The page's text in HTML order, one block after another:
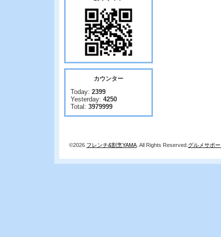
カウンター
Today: 2399
Yesterday: 4250
Total: 3979999
©2026 フレンチ&割烹YAMA . All Rights Reserved. グルメサポ